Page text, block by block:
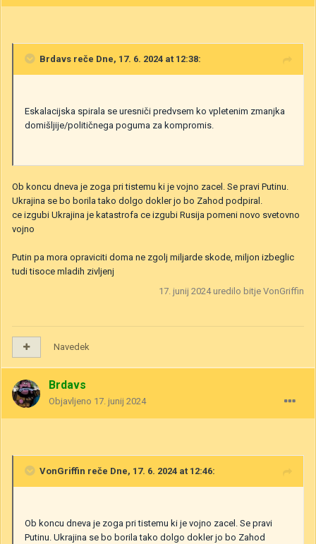
Brdavs reče Dne, 17. 6. 2024 at 12:38:
Eskalacijska spirala se uresniči predvsem ko vpletenim zmanjka
domišljije/političnega poguma za kompromis.
Ob koncu dneva je zoga pri tistemu ki je vojno zacel. Se pravi Putinu.
Ukrajina se bo borila tako dolgo dokler jo bo Zahod podpiral.
ce izgubi Ukrajina je katastrofa ce izgubi Rusija pomeni novo svetovno
vojno
Putin pa mora opraviciti doma ne zgolj miljarde skode, miljon izbeglic
tudi tisoce mladih zivljenj
17. junij 2024uredilo bitje VonGriffin
Navedek
Brdavs
Objavljeno 17. junij 2024
VonGriffin reče Dne, 17. 6. 2024 at 12:46:
Ob koncu dneva je zoga pri tistemu ki je vojno zacel. Se pravi
Putinu. Ukrajina se bo borila tako dolgo dokler jo bo Zahod